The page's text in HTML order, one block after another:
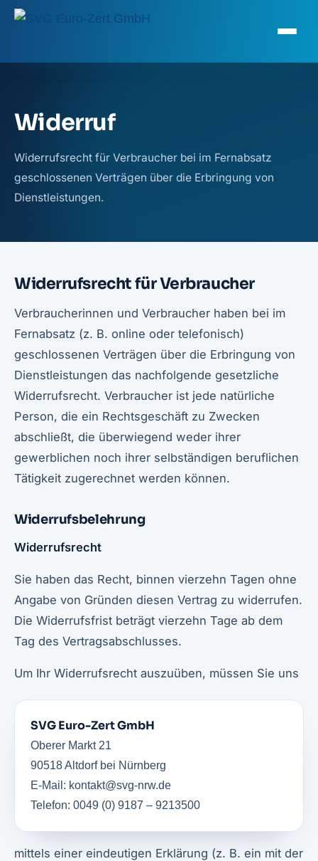
Widerruf
Widerrufsrecht für Verbraucher bei im Fernabsatz
geschlossenen Verträgen über die Erbringung von
Dienstleistungen.
Widerrufsrecht für Verbraucher
Verbraucherinnen und Verbraucher haben bei im
Fernabsatz (z. B. online oder telefonisch)
geschlossenen Verträgen über die Erbringung von
Dienstleistungen das nachfolgende gesetzliche
Widerrufsrecht. Verbraucher ist jede natürliche
Person, die ein Rechtsgeschäft zu Zwecken
abschließt, die überwiegend weder ihrer
gewerblichen noch ihrer selbständigen beruflichen
Tätigkeit zugerechnet werden können.
Widerrufsbelehrung
Widerrufsrecht
Sie haben das Recht, binnen vierzehn Tagen ohne
Angabe von Gründen diesen Vertrag zu widerrufen.
Die Widerrufsfrist beträgt vierzehn Tage ab dem
Tag des Vertragsabschlusses.
Um Ihr Widerrufsrecht auszuüben, müssen Sie uns
SVG Euro-Zert GmbH
Oberer Markt 21
90518 Altdorf bei Nürnberg
E-Mail: kontakt@svg-nrw.de
Telefon: 0049 (0) 9187 – 9213500
mittels einer eindeutigen Erklärung (z. B. ein mit der